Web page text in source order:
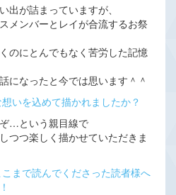
出が詰まっていますが、
メンバーとレイが合流するお祭
のにとんでもなく苦労した記憶
になったと今では思います＾＾
を込めて描かれましたか？
…という親目線で
つつ楽しく描かせていただきま
で読んでくださった読者様へ